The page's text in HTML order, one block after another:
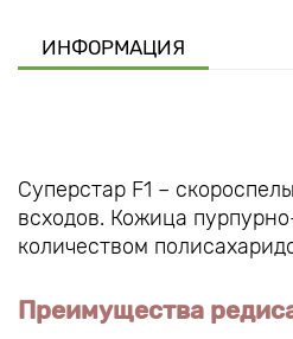
ИНФОРМАЦИЯ
Суперстар F1 –
всходов. Кожица
количеством
Преимущества